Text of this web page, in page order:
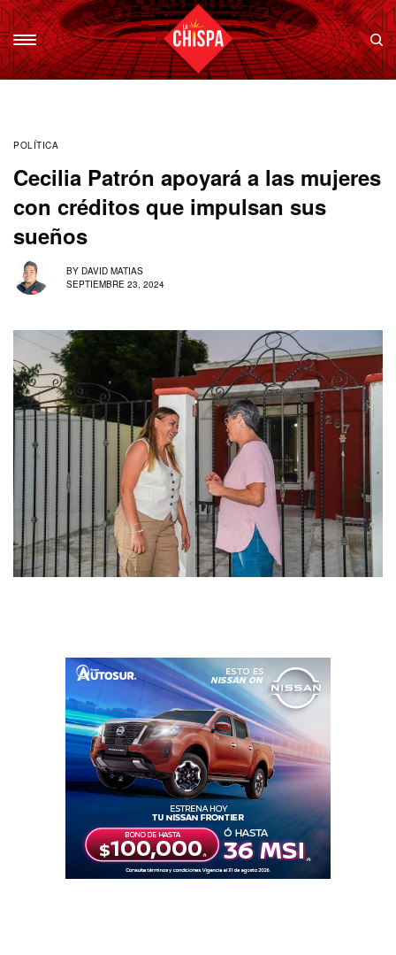
POLÍTICA
Cecilia Patrón apoyará a las mujeres
con créditos que impulsan sus
sueños
BY DAVID MATIAS
SEPTIEMBRE 23, 2024